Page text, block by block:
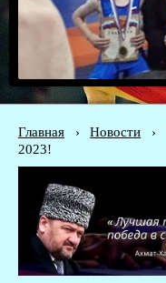
Главная › Новости ›
2023!